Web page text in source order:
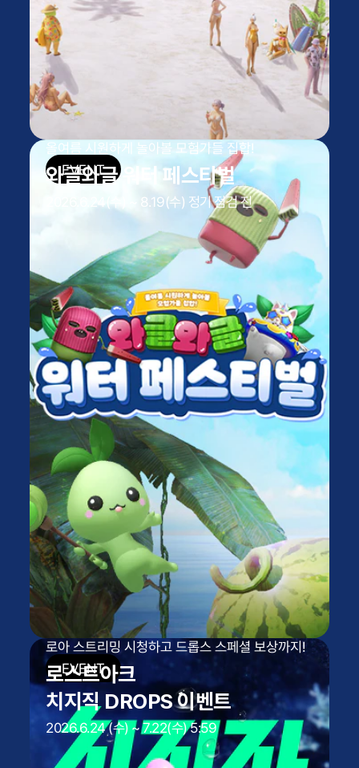
올여름 시원하게 놀아볼 모험가들 집합!
와글와글 워터 페스티벌
2026.6.24(수) ~ 8.19(수) 정기 점검 전
로아 스트리밍 시청하고 드롭스 스페셜 보상까지!
로스트아크
치지직 DROPS 이벤트
2026.6.24 (수) ~ 7.22(수) 5:59